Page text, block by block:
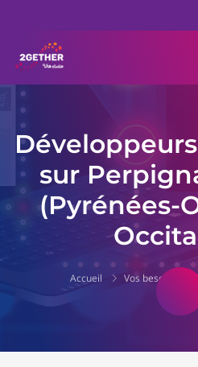
sur
(Pyrénées-
Accueil Vos besoins